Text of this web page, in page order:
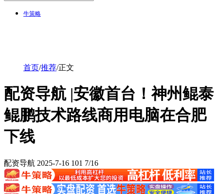
牛策略
首页/推荐/正文
配资导航 |安徽首台！神州鲲泰
鲲鹏技术路线商用电脑在合肥
下线
配资导航 2025-7-16 101 7/16